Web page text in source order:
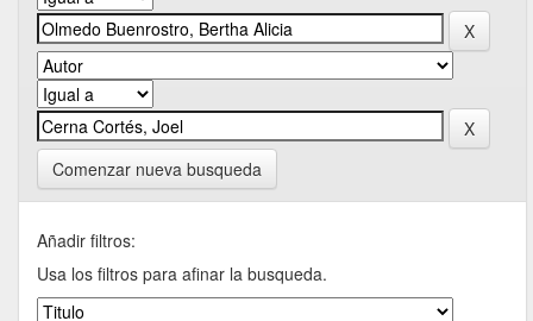
Comenzar nueva busqueda
Añadir filtros:
Usa los filtros para afinar la busqueda.